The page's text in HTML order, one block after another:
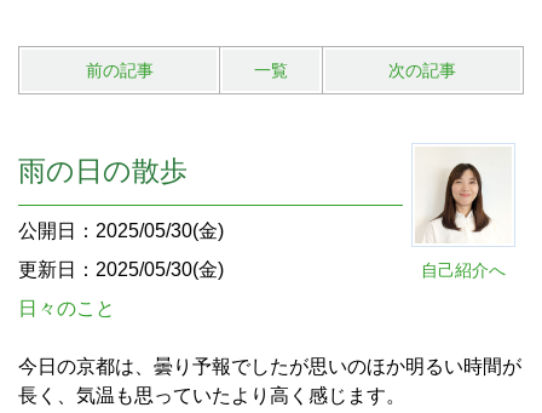
前の記事 一覧 次の記事
自己紹介へ
雨の日の散歩
公開日：2025/05/30(金)
更新日：2025/05/30(金)
日々のこと
今日の京都は、曇り予報でしたが思いのほか明るい時間が
長く、気温も思っていたより高く感じます。